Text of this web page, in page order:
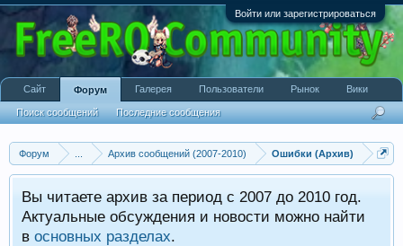
Войти или зарегистрироваться
Форум Архив сообщений (2007-2010) Ошибки (Архив)
Вы читаете архив за период с 2007 до 2010 год.
Актуальные обсуждения и новости можно найти
в основных разделах.
Сайт Форум
Поиск сообщений Последние сообщения
Галерея Пользователи Рынок Вики